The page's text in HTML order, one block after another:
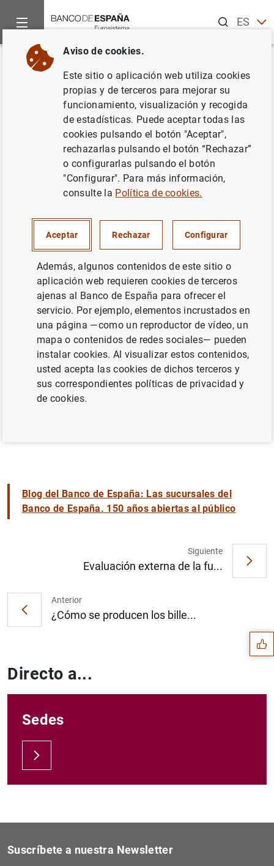
ESEN
Inicio Noticias y eventos
Volver
Las sucursales: 150 años al
servicio de la ciudadanía
Los bancos provinciales de A Coruña, Barcelona, Bilbao,
1874. De esta forma, podían seguir emitiendo dinero, una
ese año a raíz de la aprobación del Decreto-Ley del
ministro de Hacienda José de Echegaray. Esta norma
transformó a la entidad en el banco central nacional.
Actualmente, estas son 8 de las 15 sedes que integran la
red de sucursales del Banco de España.
Blog del Banco de España: Las sucursales del
Banco de España. 150 años abiertas al público
Anterior
¿Cómo se producen los bille...
Siguiente
Evaluación externa de la fu...
Directo a...
Sedes
Sugerencias
1 2
Suscríbete a nuestra Newsletter
Aviso de cookies.
Este sitio o aplicación web utiliza cookies
propias y de terceros para mejorar su
funcionamiento, visualización y recogida
de estadísticas. Puede aceptar todas las
cookies pulsando el botón "Aceptar",
rechazarlas pulsando el botón “Rechazar”
o configurarlas pulsando el botón
"Configurar". Para más información,
consulte la Política de cookies.
Aceptar Rechazar Configurar
Además, algunos contenidos de este sitio o
aplicación web requieren cookies de terceros
ajenas al Banco de España para ofrecer el
servicio. Por ejemplo, elementos incrustados en
una página —como un reproductor de vídeo, un
mapa o contenidos de redes sociales— pueden
instalar cookies. Al visualizar estos contenidos,
usted acepta las cookies de dichos terceros y
sus correspondientes políticas de privacidad y
de cookies.